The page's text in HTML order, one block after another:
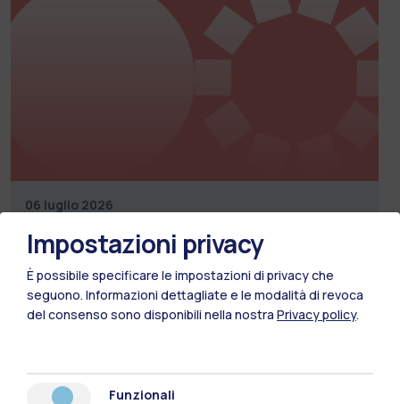
06 luglio 2026
Presentazione LABORATORI a.a. 2026 - 2027
Leggi
Impostazioni privacy
È possibile specificare le impostazioni di privacy che
seguono. Informazioni dettagliate e le modalità di revoca
del consenso sono disponibili nella nostra Privacy policy.
Funzionali